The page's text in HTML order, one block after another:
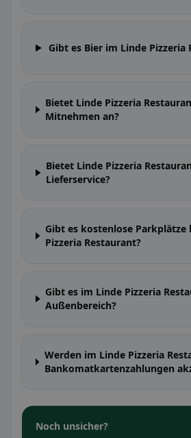
Gibt es Bier im Linde Pizzeria
Bietet Linde Pizzeria
Mitnehmen an?
Bietet Linde Pizzeria
Lieferservice?
Gibt es kostenlose Parkplätze
Pizzeria Restaurant?
Gibt es im Linde Pizzeria
Außenbereich?
Werden im Linde Pizzeria
Bankomatkartenzahlungen
Noch unsicher?